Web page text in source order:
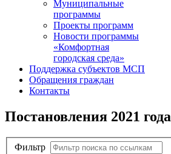
Муниципальные
программы
Проекты программ
Новости программы
«Комфортная
городская среда»
Поддержка субъектов МСП
Обращения граждан
Контакты
Постановления 2021 года
Фильтр